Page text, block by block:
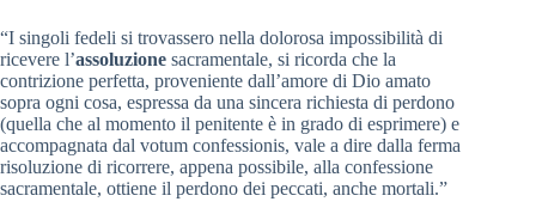
“I singoli fedeli si trovassero nella dolorosa impossibilità di
ricevere l’assoluzione sacramentale, si ricorda che la
contrizione perfetta, proveniente dall’amore di Dio amato
sopra ogni cosa, espressa da una sincera richiesta di perdono
(quella che al momento il penitente è in grado di esprimere) e
accompagnata dal votum confessionis, vale a dire dalla ferma
risoluzione di ricorrere, appena possibile, alla confessione
sacramentale, ottiene il perdono dei peccati, anche mortali.”